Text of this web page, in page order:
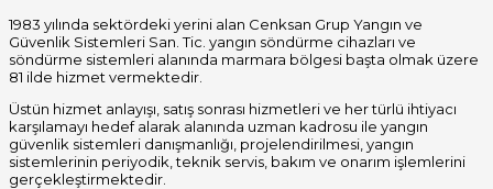
1983 yılında sektördeki yerini alan Cenksan Grup Yangın ve
Güvenlik Sistemleri San. Tic. yangın söndürme cihazları ve
söndürme sistemleri alanında marmara bölgesi başta olmak üzere
81 ilde hizmet vermektedir.
Üstün hizmet anlayışı, satış sonrası hizmetleri ve her türlü ihtiyacı
karşılamayı hedef alarak alanında uzman kadrosu ile yangın
güvenlik sistemleri danışmanlığı, projelendirilmesi, yangın
sistemlerinin periyodik, teknik servis, bakım ve onarım işlemlerini
gerçekleştirmektedir.